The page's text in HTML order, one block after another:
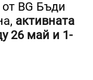
BG Бъди
активната
26 май и 1-